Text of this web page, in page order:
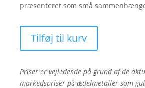
præsenteret som små
Tilføj til kurv
Priser er vejledende på grund af de
markedspriser på ædelmetaller som